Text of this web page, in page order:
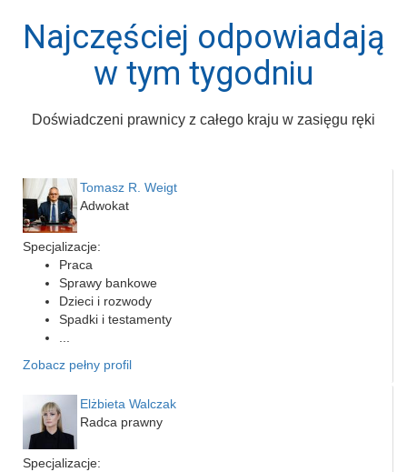
Najczęściej odpowiadają
w tym tygodniu
Doświadczeni prawnicy z całego kraju w zasięgu ręki
Tomasz R. Weigt
Adwokat
Specjalizacje:
Praca
Sprawy bankowe
Dzieci i rozwody
Spadki i testamenty
Zobacz pełny profil
Elżbieta Walczak
Radca prawny
Specjalizacje: